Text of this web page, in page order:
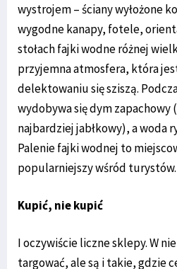
wystrojem – ściany wyłożone
wygodne kanapy, fotele,
stołach fajki wodne różnej
przyjemna atmosfera, która
delektowaniu się sziszą.
wydobywa się dym zapachowy
najbardziej jabłkowy), a woda
Palenie fajki wodnej to
popularniejszy wśród turystów.
Kupić, nie kupić
I oczywiście liczne sklepy. W
targować, ale są i takie, gdzie